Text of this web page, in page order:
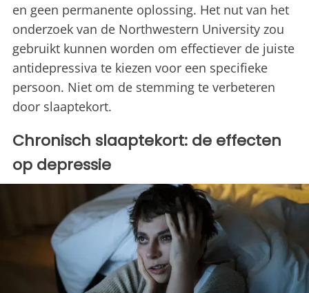
en geen permanente oplossing. Het nut van het
onderzoek van de Northwestern University zou
gebruikt kunnen worden om effectiever de juiste
antidepressiva te kiezen voor een specifieke
persoon. Niet om de stemming te verbeteren
door slaaptekort.
Chronisch slaaptekort: de effecten
op depressie